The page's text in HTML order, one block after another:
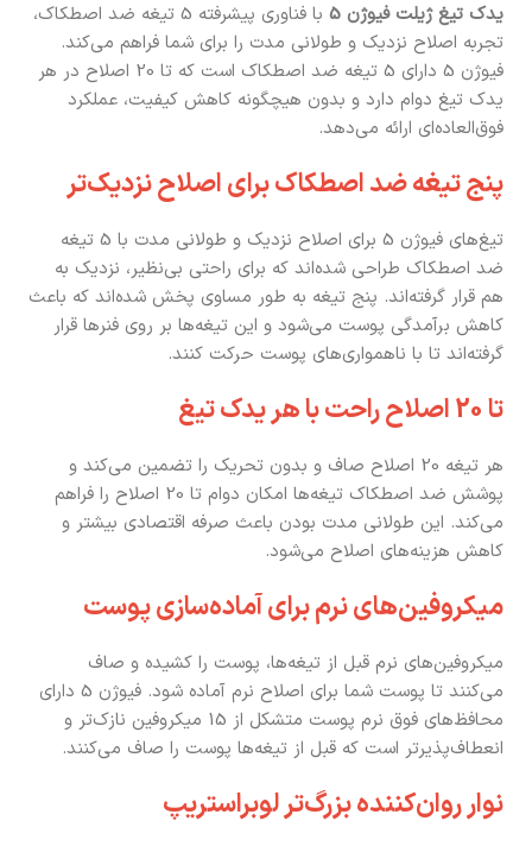
یدک تیغ ژیلت فیوژن 5
با فناوری پیشرفته 5 تیغه ضد اصطکاک،
تجربه اصلاح نزدیک و طولانی مدت را برای شما فراهم می‌کند.
فیوژن 5 دارای 5 تیغه ضد اصطکاک است که تا 20 اصلاح در هر
یدک تیغ دوام دارد و بدون هیچگونه کاهش کیفیت، عملکرد
فوق‌العاده‌ای ارائه می‌دهد.
پنج تیغه ضد اصطکاک برای اصلاح نزدیک‌تر
تیغ‌های فیوژن 5 برای اصلاح نزدیک و طولانی مدت با 5 تیغه
ضد اصطکاک طراحی شده‌اند که برای راحتی بی‌نظیر، نزدیک به
هم قرار گرفته‌اند. پنج تیغه به طور مساوی پخش شده‌اند که باعث
کاهش برآمدگی پوست می‌شود و این تیغه‌ها بر روی فنرها قرار
گرفته‌اند تا با ناهمواری‌های پوست حرکت کنند.
تا 20 اصلاح راحت با هر یدک تیغ
هر تیغه 20 اصلاح صاف و بدون تحریک را تضمین می‌کند و
پوشش ضد اصطکاک تیغه‌ها امکان دوام تا 20 اصلاح را فراهم
می‌کند. این طولانی مدت بودن باعث صرفه اقتصادی بیشتر و
کاهش هزینه‌های اصلاح می‌شود.
میکروفین‌های نرم برای آماده‌سازی پوست
میکروفین‌های نرم قبل از تیغه‌ها، پوست را کشیده و صاف
می‌کنند تا پوست شما برای اصلاح نرم آماده شود. فیوژن 5 دارای
محافظ‌های فوق نرم پوست متشکل از 15 میکروفین نازک‌تر و
انعطاف‌پذیرتر است که قبل از تیغه‌ها پوست را صاف می‌کنند.
نوار روان‌کننده بزرگ‌تر لوبراستریپ